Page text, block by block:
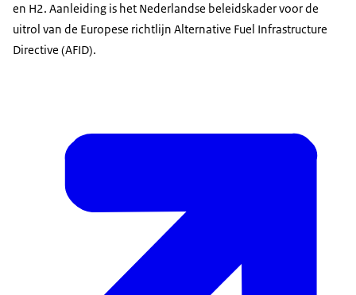
en H2. Aanleiding is het Nederlandse beleidskader voor de
uitrol van de Europese richtlijn Alternative Fuel Infrastructure
Directive (AFID).